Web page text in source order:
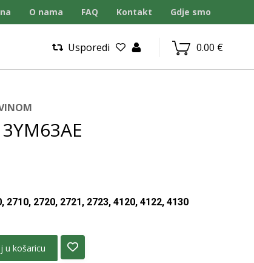
O nama FAQ Kontakt Gdje smo
0.00 €
Usporedi
2710, 2720, 2721, 2723, 4120, 4122, 4130
u košaricu